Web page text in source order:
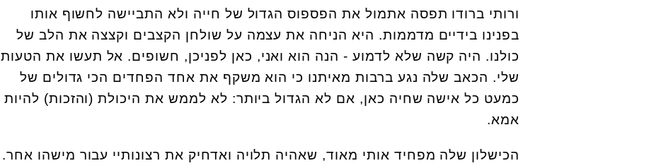
ורותי ברודו תפסה אתמול את הפספוס הגדול של חייה ולא התביישה לחשוף אותו
בפנינו בידיים מדממות. היא הניחה את עצמה על שולחן הקצבים וקצצה את הלב של
כולנו. היה קשה שלא לדמוע - הנה הוא ואני, כאן לפניכן, חשופים. אל תעשו את הטעות
שלי. הכאב שלה נגע ברבות מאיתנו כי הוא משקף את אחד הפחדים הכי גדולים של
כמעט כל אישה שחיה כאן, אם לא הגדול ביותר: לא לממש את היכולת (והזכות) להיות
אמא.
הכישלון שלה מפחיד אותי מאוד, שאהיה תלויה ואדחיק את רצונותיי עבור מישהו אחר.